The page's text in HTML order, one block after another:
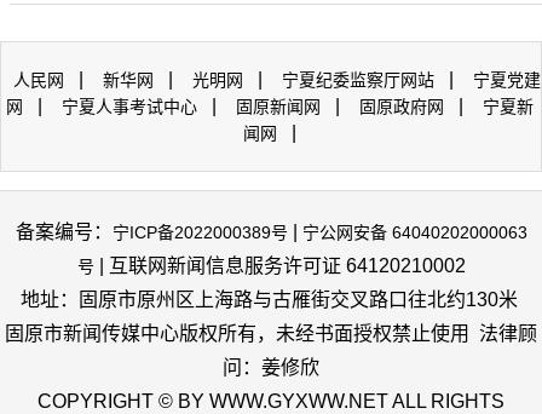
人民网 新华网 光明网 宁夏纪委监察厅网站
宁夏党建
网
宁夏人事考试中心 固原新闻网 固原政府网
宁夏新
闻网
备案编号： 宁ICP备2022000389号
宁公网安备 64040202000063
号 | 互联网新闻信息服务许可证 64120210002
地址：固原市原州区上海路与古雁街交叉路口往北约130米
固原市新闻传媒中心版权所有，未经书面授权禁止使用 法律顾
问：姜修欣
COPYRIGHT © BY WWW.GYXWW.NET ALL RIGHTS